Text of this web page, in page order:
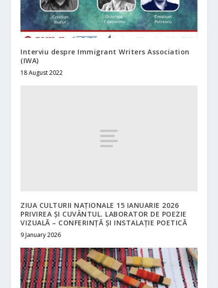
Interviu despre Immigrant Writers Association
(IWA)
18 August 2022
ZIUA CULTURII NAȚIONALE 15 IANUARIE 2026
PRIVIREA ȘI CUVÂNTUL. LABORATOR DE POEZIE
VIZUALĂ – CONFERINȚĂ ȘI INSTALAȚIE POETICĂ
9 January 2026